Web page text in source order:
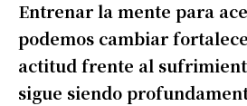
Entrenar la mente para
podemos cambiar
actitud frente al
sigue siendo